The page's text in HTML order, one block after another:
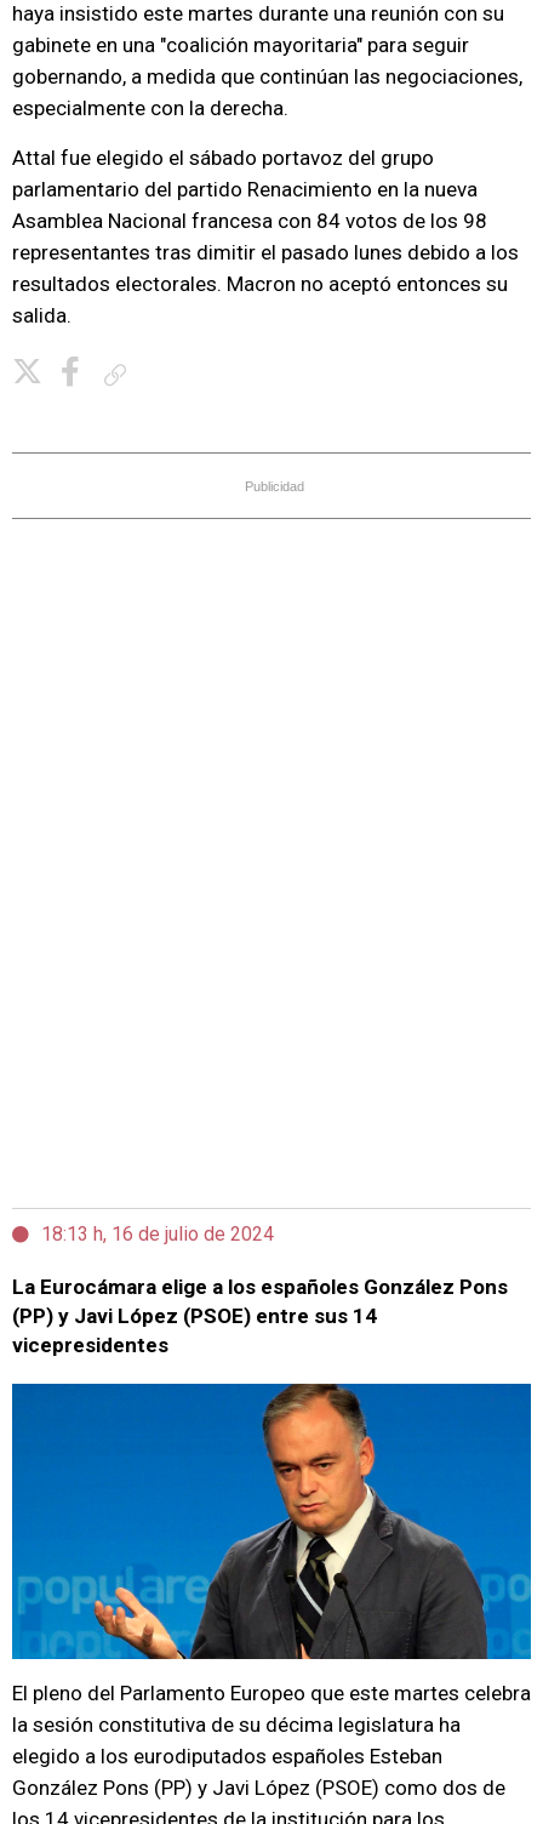
haya insistido este martes durante una reunión con su
gabinete en una "coalición mayoritaria" para seguir
gobernando, a medida que continúan las negociaciones,
especialmente con la derecha.
Attal fue elegido el sábado portavoz del grupo
parlamentario del partido Renacimiento en la nueva
Asamblea Nacional francesa con 84 votos de los 98
representantes tras dimitir el pasado lunes debido a los
resultados electorales. Macron no aceptó entonces su
salida.
Publicidad
18:13 h, 16 de julio de 2024
La Eurocámara elige a los españoles González Pons
(PP) y Javi López (PSOE) entre sus 14
vicepresidentes
El pleno del Parlamento Europeo que este martes celebra
la sesión constitutiva de su décima legislatura ha
elegido a los eurodiputados españoles Esteban
González Pons (PP) y Javi López (PSOE) como dos de
los 14 vicepresidentes de la institución para los